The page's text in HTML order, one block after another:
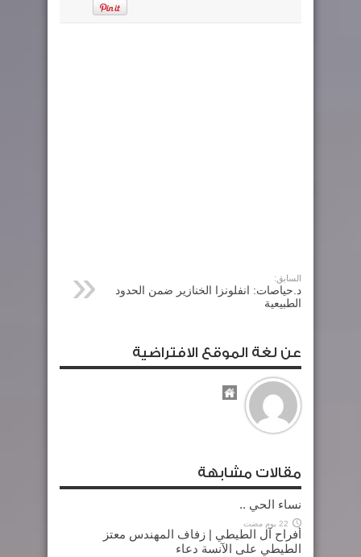
السابق:
د.حياصات: انفلونزا الخنازير ضمن الحدود
الطبيعية
عن لغة الموقع الافتراضية
مقالات مشابهة
نساء الحي ..
22 يوم مضت
أفراح آل الطيطي | زفاف المهندس معتز
الطيطي على الآنسة دعاء